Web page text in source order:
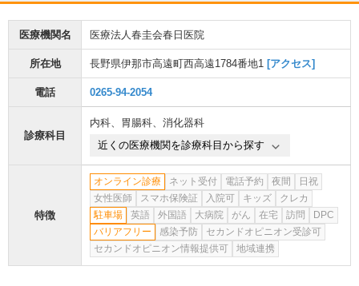
医療機関名 医療法人春圭会春日医院
所在地 長野県伊那市高遠町西高遠1784番地1 [アクセス]
電話 0265-94-2054
診療科目
内科、 胃腸科、 消化器科
近くの医療機関を診療科目から探す
特徴
オンライン診療 ネット受付 電話予約 夜間
日祝
女性医師
スマホ保険証 入院可 キッズ
クレカ
駐車場
英語 外国語 大病院 がん 在宅 訪問
DPC
バリアフリー
感染予防
セカンドオピニオン受診可
セカンドオピニオン情報提供可
地域連携